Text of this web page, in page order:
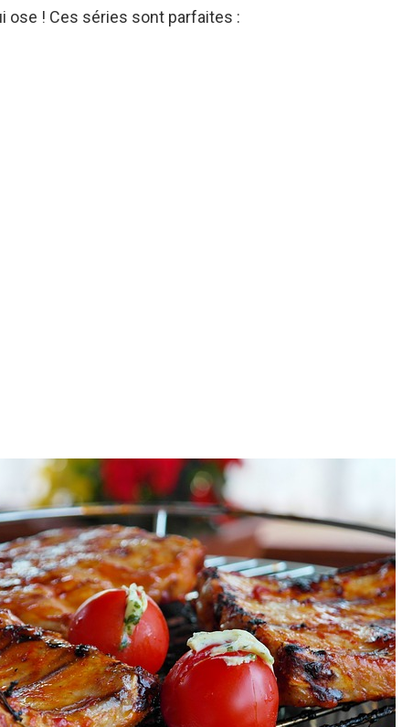
ose ! Ces séries sont parfaites :